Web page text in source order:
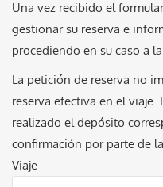
Una vez recibido el
gestionar su reserva e
procediendo en su caso a
La petición de reserva no
reserva efectiva en el viaje.
realizado el depósito
confirmación por parte de la
Viaje